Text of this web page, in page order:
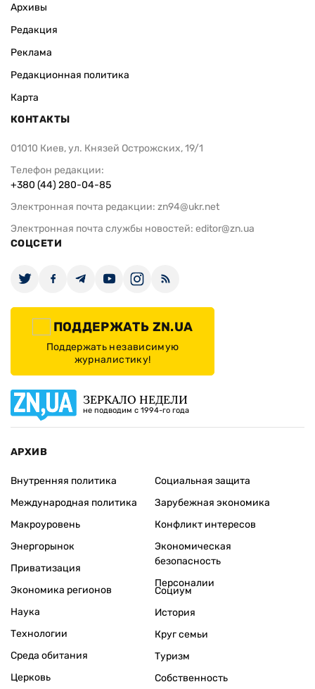
Архивы
Редакция
Реклама
Редакционная политика
Карта
КОНТАКТЫ
01010 Киев, ул. Князей Острожских, 19/1
Телефон редакции:
+380 (44) 280-04-85
Электронная почта редакции: zn94@ukr.net
Электронная почта службы новостей: editor@zn.ua
СОЦСЕТИ
ПОДДЕРЖАТЬ ZN.UA
Поддержать независимую
журналистику!
ЗЕРКАЛО НЕДЕЛИ
не подводим с 1994-го года
АРХИВ
Внутренняя политика
Международная политика
Макроуровень
Энергорынок
Приватизация
Экономика регионов
Социальная защита
Зарубежная экономика
Конфликт интересов
Экономическая
безопасность
Персоналии
Наука
Технологии
Среда обитания
Церковь
Социум
История
Круг семьи
Туризм
Собственность